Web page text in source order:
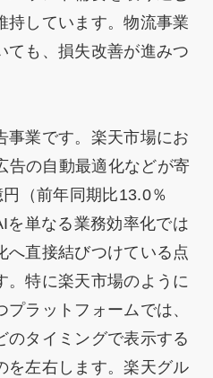
持しています。物流事業
ても、損失改善が進みつ
事業です。楽天市場にお
告の自動最適化などが寄
（前年同期比13.0％
を単なる業務効率化では
へ直接結びつけている点
。特に楽天市場のように
ラットフォームでは、
のタイミングで表示する
を左右します。楽天グル